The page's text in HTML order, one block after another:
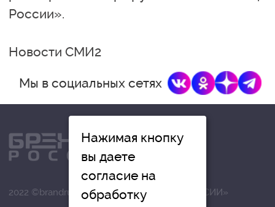
России».
Новости СМИ2
Мы в социальных сетях
2022 ©brandrussia.online | СИ «БРЕНДЫ РОССИИ»
Нажимая кнопку
вы даете
согласие на
обработку